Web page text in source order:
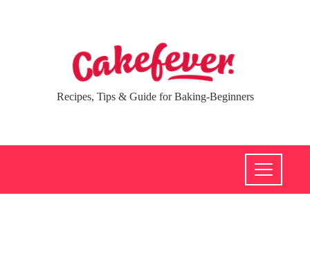
Recipes, Tips & Guide for Baking-Beginners